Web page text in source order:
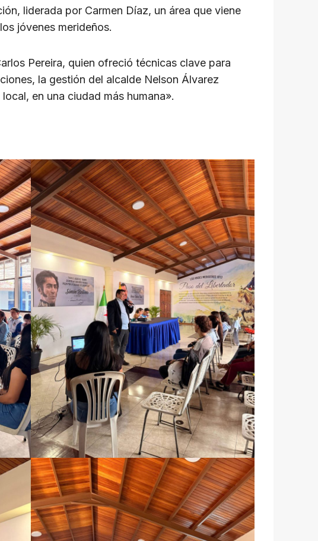
liderada por Carmen Díaz, un área que viene
jóvenes merideños.
Pereira, quien ofreció técnicas clave para
la gestión del alcalde Nelson Álvarez
en una ciudad más humana».